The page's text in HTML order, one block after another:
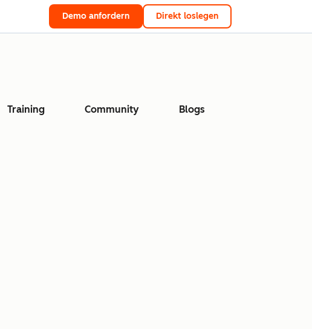
Demo anfordern Direkt loslegen
Training Community Blogs